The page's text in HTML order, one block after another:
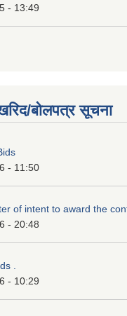
- 13:49
बोलपत्र सूचना
- 11:50
of intent to award the
- 20:48
.
- 10:29